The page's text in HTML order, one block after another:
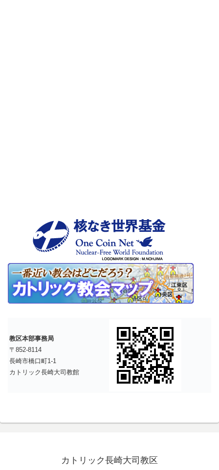
教区本部事務局
〒852-8114
長崎市橋口町1-1
カトリック長崎大司教館
カトリック長崎大司教区